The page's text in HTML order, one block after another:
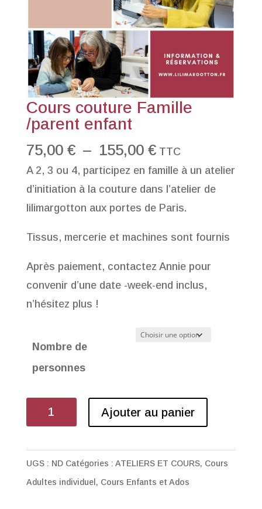
Cours couture Famille
/parent enfant
75,00 € – 155,00 €Plage
de
prix :
75,00 €
155,00 €
TTC
A 2, 3 ou 4, participez en famille à un atelier
d’initiation à la couture dans l’atelier de
lilimargotton aux portes de Paris.
Tissus, mercerie et machines sont fournis
Après paiement, contactez Annie pour
convenir d’une date -week-end inclus,
n’hésitez plus !
Nombre de
personnes
quantité
de
couture
Famille
Ajouter au panier
UGS : ND Catégories : ATELIERS ET COURS, Cours
Adultes individuel , Cours Enfants et Ados